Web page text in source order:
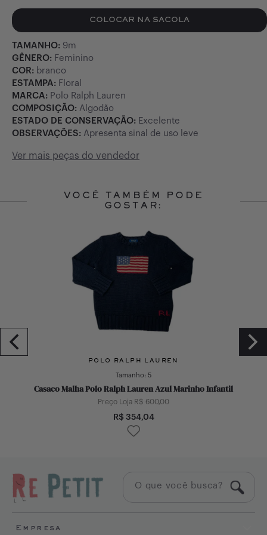
COLOCAR NA SACOLA
TAMANHO: 9m
GÊNERO: Feminino
COR: branco
ESTAMPA: Floral
MARCA: Polo Ralph Lauren
COMPOSIÇÃO: Algodão
ESTADO DE CONSERVAÇÃO: Excelente
OBSERVAÇÕES: Apresenta sinal de uso leve
Ver mais peças do vendedor
VOCÊ TAMBÉM PODE
GOSTAR:
POLO RALPH LAUREN
Tamanho: 5
Casaco Malha Polo Ralph Lauren Azul Marinho Infantil
Preço Loja R$ 600,00
R$ 354,04
Empresa